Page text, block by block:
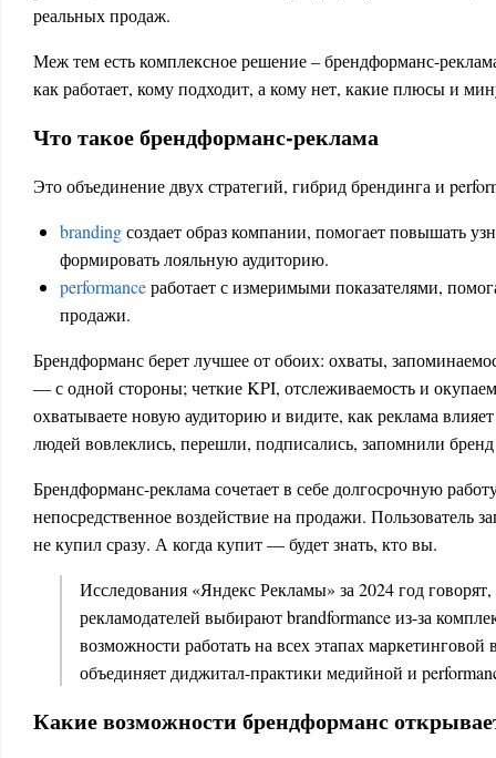
реальных продаж.
Меж тем есть комплексное решение – брендформанс-
как работает, кому подходит, а кому нет, какие плюсы и
Что такое брендформанс-реклама
Это объединение двух стратегий, гибрид брендинга и
brandingсоздает образ компании, помогает повышать
формировать лояльную аудиторию.
performanceработает с измеримыми показателями,
продажи.
Брендформанс берет лучшее от обоих: охваты,
— с одной стороны; четкие KPI, отслеживаемость и
охватываете новую аудиторию и видите, как реклама
людей вовлеклись, перешли, подписались, запомнили
Брендформанс-реклама сочетает в себе долгосрочную
непосредственное воздействие на продажи. Пользователь
не купил сразу. А когда купит — будет знать, кто вы.
Исследования «Яндекс Рекламы» за 2024 год
рекламодателей выбирают brandformance из-за
возможности работать на всех этапах
объединяет диджитал-практики медийной и
Какие возможности брендформанс